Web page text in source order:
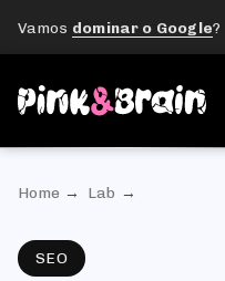
Vamos dominar o Google?
Home Lab
SEO